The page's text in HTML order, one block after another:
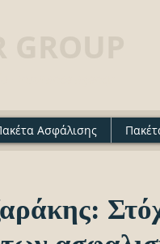
Ασφάλισης